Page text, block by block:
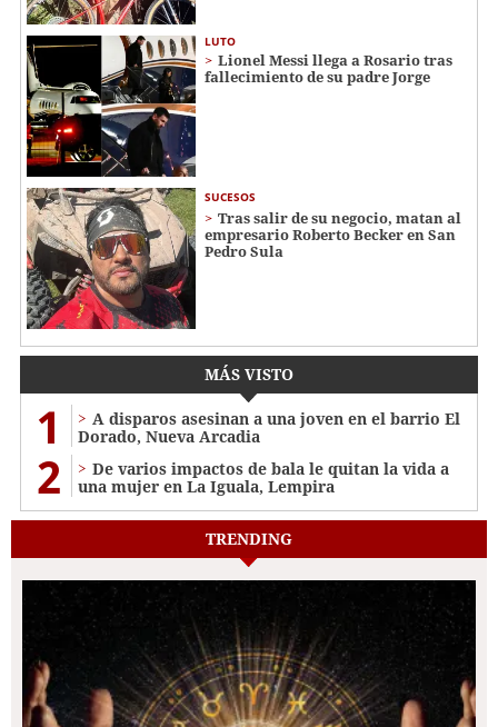
LUTO
Lionel Messi llega a Rosario tras
fallecimiento de su padre Jorge
SUCESOS
Tras salir de su negocio, matan al
empresario Roberto Becker en San
Pedro Sula
MÁS VISTO
1
A disparos asesinan a una joven en el barrio El
Dorado, Nueva Arcadia
2
De varios impactos de bala le quitan la vida a
una mujer en La Iguala, Lempira
TRENDING